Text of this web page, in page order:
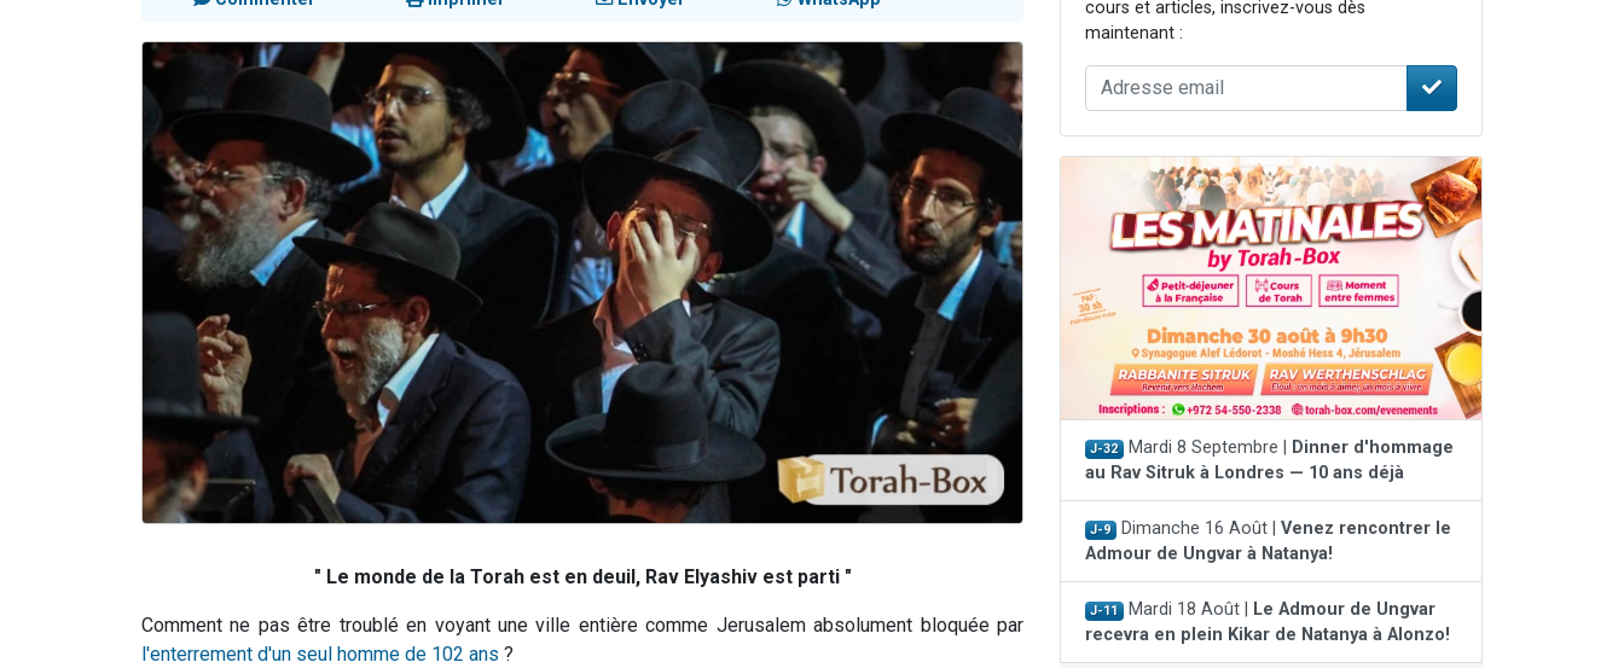
" Le monde de la Torah est en deuil, Rav Elyashiv est parti "
Comment ne pas être troublé en voyant une ville entière comme Jerusalem absolument bloquée par
l'enterrement d'un seul homme de 102 ans ?
cours et articles, inscrivez-vous dès
maintenant :
J-32 Mardi 8 Septembre |
Dinner d'hommage
au Rav Sitruk à Londres — 10 ans déjà
J-9 Dimanche 16 Août | Venez rencontrer le
Admour de Ungvar à Natanya!
J-11 Mardi 18 Août |
Le Admour de Ungvar
recevra en plein Kikar de Natanya à Alonzo!